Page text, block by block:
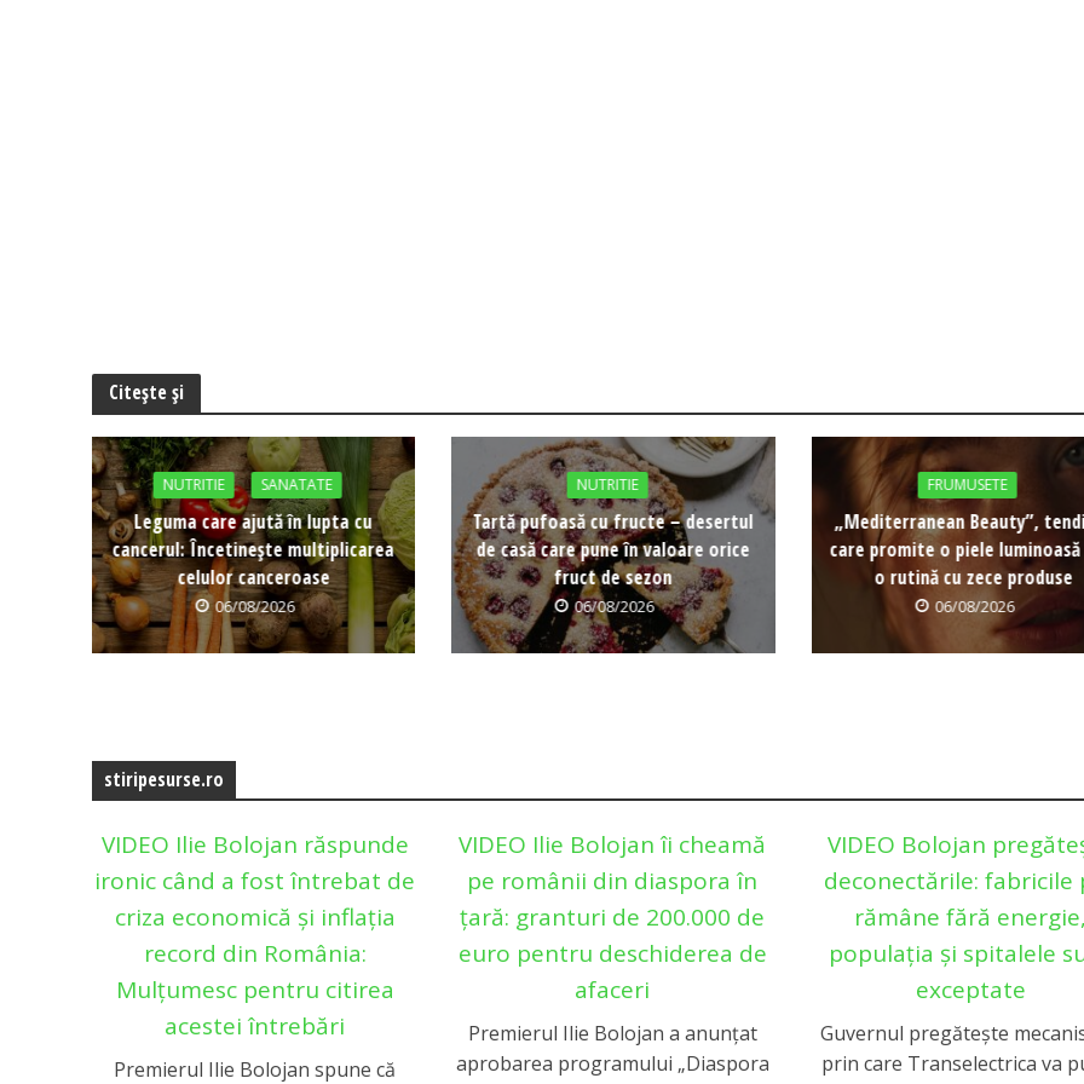
Citește și
NUTRITIE SANATATE
Leguma care ajută în lupta cu
cancerul: Încetinește multiplicarea
celulor canceroase
06/08/2026
NUTRITIE
Tartă pufoasă cu fructe – desertul
de casă care pune în valoare orice
fruct de sezon
06/08/2026
FRUMUSETE
„Mediterranean Beauty”,
care promite o piele
o rutină cu zece produse
06/08/2026
stiripesurse.ro
VIDEO Ilie Bolojan răspunde
ironic când a fost întrebat de
criza economică și inflația
record din România:
Mulțumesc pentru citirea
acestei întrebări
Premierul Ilie Bolojan spune că
VIDEO Ilie Bolojan îi cheamă
pe românii din diaspora în
țară: granturi de 200.000 de
euro pentru deschiderea de
afaceri
Premierul Ilie Bolojan a anunțat
aprobarea programului „Diaspora
VIDEO Bolojan
deconectările: fabricile
rămâne fără
populația și spitalele
exceptate
Guvernul pregătește
prin care Transelectrica va